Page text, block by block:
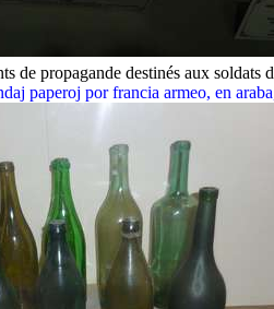
de propagande destinés aux
paperoj por francia armeo, en